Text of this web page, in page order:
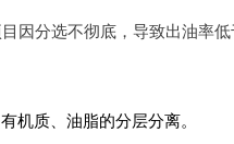
分选不彻底，导致出油率
机质、油脂的分层分离。